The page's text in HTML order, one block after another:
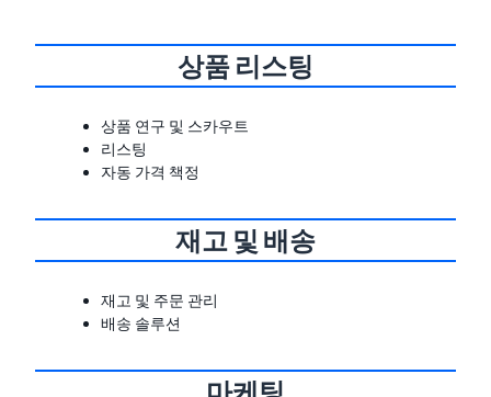
상품 리스팅
상품 연구 및 스카우트
리스팅
자동 가격 책정
재고 및 배송
재고 및 주문 관리
배송 솔루션